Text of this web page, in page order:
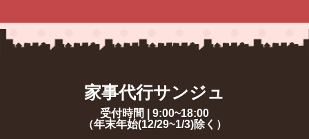
家事代行サンジュ
受付時間 | 9:00~18:00
（年末年始(12/29~1/3)除く）